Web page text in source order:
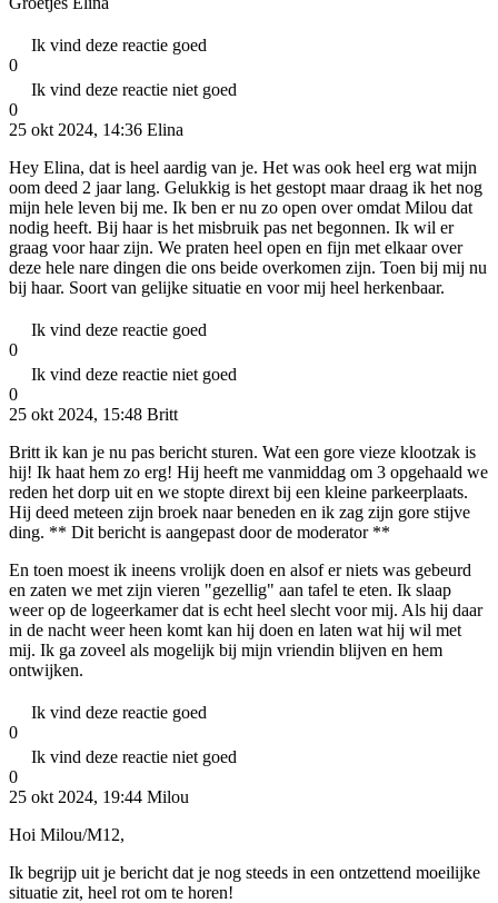
Ik vind deze reactie goed
0
Ik vind deze reactie niet goed
0
25 okt 2024, 14:36 Elina
Hey Elina, dat is heel aardig van je. Het was ook heel erg wat mijn
oom deed 2 jaar lang. Gelukkig is het gestopt maar draag ik het nog
mijn hele leven bij me. Ik ben er nu zo open over omdat Milou dat
nodig heeft. Bij haar is het misbruik pas net begonnen. Ik wil er
graag voor haar zijn. We praten heel open en fijn met elkaar over
deze hele nare dingen die ons beide overkomen zijn. Toen bij mij nu
bij haar. Soort van gelijke situatie en voor mij heel herkenbaar.
Ik vind deze reactie goed
0
Ik vind deze reactie niet goed
0
25 okt 2024, 15:48 Britt
Britt ik kan je nu pas bericht sturen. Wat een gore vieze klootzak is
hij! Ik haat hem zo erg! Hij heeft me vanmiddag om 3 opgehaald we
reden het dorp uit en we stopte dirext bij een kleine parkeerplaats.
Hij deed meteen zijn broek naar beneden en ik zag zijn gore stijve
ding. ** Dit bericht is aangepast door de moderator **
En toen moest ik ineens vrolijk doen en alsof er niets was gebeurd
en zaten we met zijn vieren "gezellig" aan tafel te eten. Ik slaap
weer op de logeerkamer dat is echt heel slecht voor mij. Als hij daar
in de nacht weer heen komt kan hij doen en laten wat hij wil met
mij. Ik ga zoveel als mogelijk bij mijn vriendin blijven en hem
ontwijken.
Ik vind deze reactie goed
0
Ik vind deze reactie niet goed
0
25 okt 2024, 19:44 Milou
Hoi Milou/M12,
Ik begrijp uit je bericht dat je nog steeds in een ontzettend moeilijke
situatie zit, heel rot om te horen!